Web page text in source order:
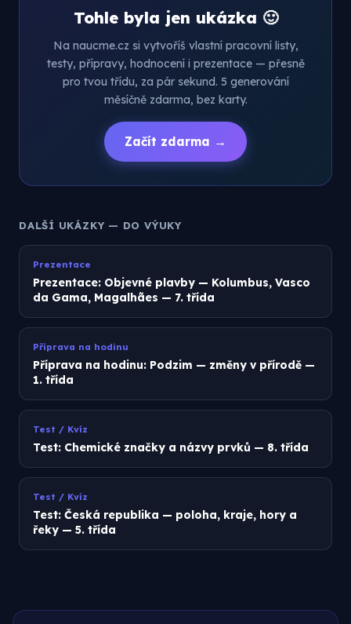
Tohle byla jen ukázka 🙂
Na naucme.cz si vytvoříš vlastní pracovní listy,
testy, přípravy, hodnocení i prezentace — přesně
pro tvou třídu, za pár sekund. 5 generování
měsíčně zdarma, bez karty.
Začít zdarma →
DALŠÍ UKÁZKY — DO VÝUKY
Prezentace
Prezentace: Objevné plavby — Kolumbus, Vasco
da Gama, Magalhães — 7. třída
Příprava na hodinu
Příprava na hodinu: Podzim — změny v přírodě —
1. třída
Test / Kvíz
Test: Chemické značky a názvy prvků — 8. třída
Test / Kvíz
Test: Česká republika — poloha, kraje, hory a
řeky — 5. třída